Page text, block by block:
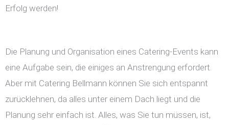
Erfolg werden!
Die Planung und Organisation eines Catering-Events kann
eine Aufgabe sein, die einiges an Anstrengung erfordert.
Aber mit Catering Bellmann können Sie sich entspannt
zurücklehnen, da alles unter einem Dach liegt und die
Planung sehr einfach ist. Alles, was Sie tun müssen, ist,